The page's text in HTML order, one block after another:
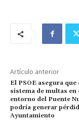
Artículo anterior
El PSOE asegura que
sistema de multas en
entorno del Puente
podría generar
Ayuntamiento